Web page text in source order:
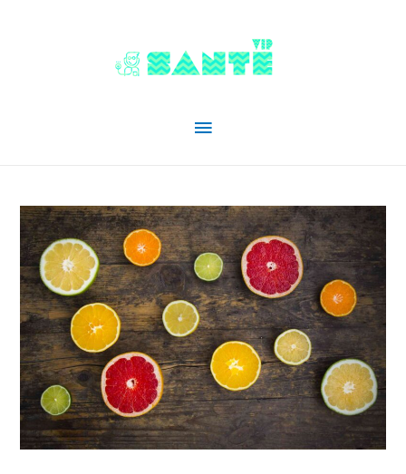
Menu